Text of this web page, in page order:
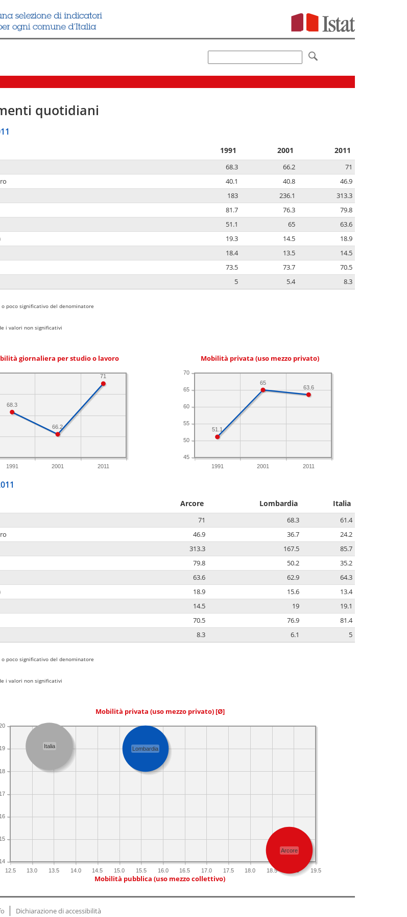
quotidiani
1991 2001 2011
68.3 66.2
71
40.1 40.8
46.9
183 236.1
313.3
81.7 76.3
79.8
51.1 65
63.6
19.3 14.5
18.9
18.4 13.5
14.5
73.5 73.7
70.5
5 5.4 8.3
poco significativo del denominatore
i valori non significativi
giornaliera per studio o lavoro
1991 2001 2011
71
66.2
68.3
Mobilità privata (uso mezzo privato)
1991 2001 2011
45
50
55
60
65
70
63.6
65
51.1
Arcore Lombardia Italia
71 68.3
61.4
46.9 36.7
24.2
313.3 167.5
85.7
79.8 50.2
35.2
63.6 62.9
64.3
18.9 15.6
13.4
14.5 19
19.1
70.5 76.9
81.4
8.3 6.1 5
poco significativo del denominatore
i valori non significativi
Mobilità privata (uso mezzo privato) [Ø]
12.5 13.0 13.5 14.0 14.5 15.0 15.5 16.0 16.5 17.0 17.5 18.0 18.5 19.0 19.5
14
15
16
17
18
19 Italia
Arcore
Lombardia
Mobilità pubblica (uso mezzo collettivo)
Dichiarazione di accessibilità